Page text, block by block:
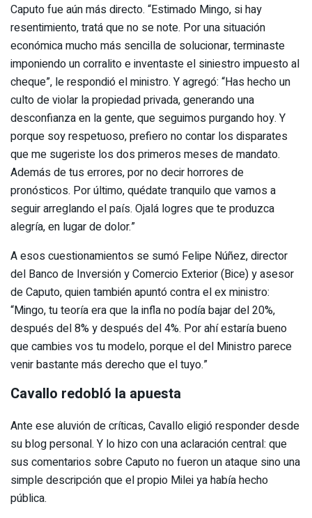
Caputo fue aún más directo. “Estimado Mingo, si hay
resentimiento, tratá que no se note. Por una situación
económica mucho más sencilla de solucionar, terminaste
imponiendo un corralito e inventaste el siniestro impuesto al
cheque”, le respondió el ministro. Y agregó: “Has hecho un
culto de violar la propiedad privada, generando una
desconfianza en la gente, que seguimos purgando hoy. Y
porque soy respetuoso, prefiero no contar los disparates
que me sugeriste los dos primeros meses de mandato.
Además de tus errores, por no decir horrores de
pronósticos. Por último, quédate tranquilo que vamos a
seguir arreglando el país. Ojalá logres que te produzca
alegría, en lugar de dolor.”
A esos cuestionamientos se sumó Felipe Núñez, director
del Banco de Inversión y Comercio Exterior (Bice) y asesor
de Caputo, quien también apuntó contra el ex ministro:
“Mingo, tu teoría era que la infla no podía bajar del 20%,
después del 8% y después del 4%. Por ahí estaría bueno
que cambies vos tu modelo, porque el del Ministro parece
venir bastante más derecho que el tuyo.”
Cavallo redobló la apuesta
Ante ese aluvión de críticas, Cavallo eligió responder desde
su blog personal. Y lo hizo con una aclaración central: que
sus comentarios sobre Caputo no fueron un ataque sino una
simple descripción que el propio Milei ya había hecho
pública.